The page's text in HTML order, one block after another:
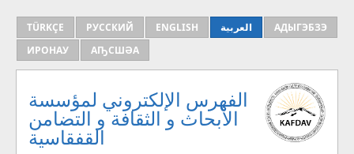
TÜRKÇE РУССКИЙ ENGLISH العربية
АДЫГЭБЗЭ
ИРОНАУ
АҦСШӘА
الفهرس الإلكتروني لمؤسسة
الأبحاث و الثقافة و التضامن
القفقاسية